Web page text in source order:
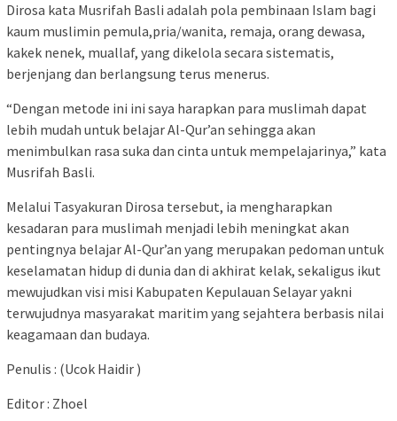
Dirosa kata Musrifah Basli adalah pola pembinaan Islam bagi
kaum muslimin pemula,pria/wanita, remaja, orang dewasa,
kakek nenek, muallaf, yang dikelola secara sistematis,
berjenjang dan berlangsung terus menerus.
“Dengan metode ini ini saya harapkan para muslimah dapat
lebih mudah untuk belajar Al-Qur’an sehingga akan
menimbulkan rasa suka dan cinta untuk mempelajarinya,” kata
Musrifah Basli.
Melalui Tasyakuran Dirosa tersebut, ia mengharapkan
kesadaran para muslimah menjadi lebih meningkat akan
pentingnya belajar Al-Qur’an yang merupakan pedoman untuk
keselamatan hidup di dunia dan di akhirat kelak, sekaligus ikut
mewujudkan visi misi Kabupaten Kepulauan Selayar yakni
terwujudnya masyarakat maritim yang sejahtera berbasis nilai
keagamaan dan budaya.
Penulis : (Ucok Haidir )
Editor : Zhoel